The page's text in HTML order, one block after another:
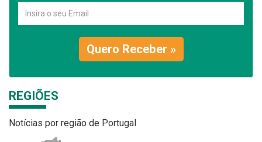
Quero Receber »
REGIÕES
Notícias por região de Portugal